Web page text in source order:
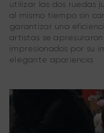
utilizar las dos ruedas
al mismo tiempo sin
garantizar una
artistas se
impresionados por su
elegante apariencia.